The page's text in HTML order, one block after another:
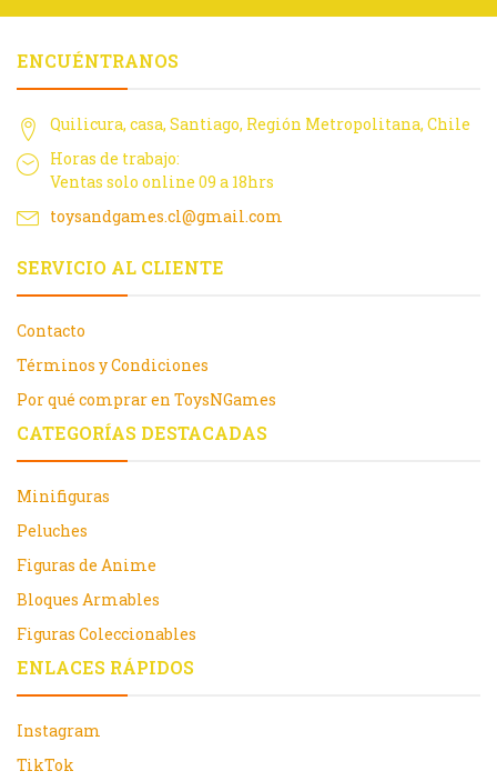
ENCUÉNTRANOS
Quilicura, casa, Santiago, Región Metropolitana, Chile
Horas de trabajo:
Ventas solo online 09 a 18hrs
toysandgames.cl@gmail.com
SERVICIO AL CLIENTE
Contacto
Términos y Condiciones
Por qué comprar en ToysNGames
CATEGORÍAS DESTACADAS
Minifiguras
Peluches
Figuras de Anime
Bloques Armables
Figuras Coleccionables
ENLACES RÁPIDOS
Instagram
TikTok